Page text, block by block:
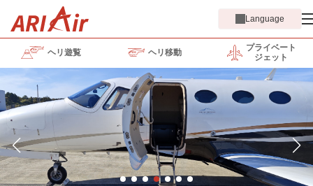
Language
ヘリ遊覧 ヘリ移動
プライベート
ジェット